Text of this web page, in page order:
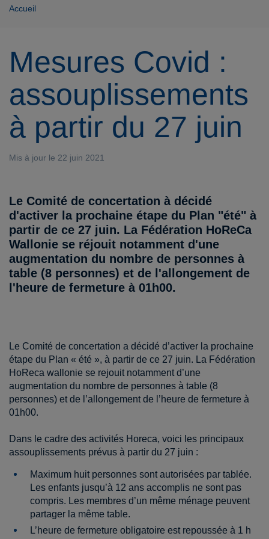
Accueil
Mesures Covid :
assouplissements
à partir du 27 juin
Mis à jour le 22 juin 2021
Le Comité de concertation à décidé
d'activer la prochaine étape du Plan "été" à
partir de ce 27 juin. La Fédération HoReCa
Wallonie se réjouit notamment d'une
augmentation du nombre de personnes à
table (8 personnes) et de l'allongement de
l'heure de fermeture à 01h00.
Le Comité de concertation a décidé d’activer la prochaine
étape du Plan « été », à partir de ce 27 juin. La Fédération
HoReca wallonie se rejouit notamment d’une
augmentation du nombre de personnes à table (8
personnes) et de l’allongement de l’heure de fermeture à
01h00.
Dans le cadre des activités Horeca, voici les principaux
assouplissements prévus à partir du 27 juin :
Maximum huit personnes sont autorisées par tablée.
Les enfants jusqu’à 12 ans accomplis ne sont pas
compris. Les membres d’un même ménage peuvent
partager la même table.
L’heure de fermeture obligatoire est repoussée à 1 h